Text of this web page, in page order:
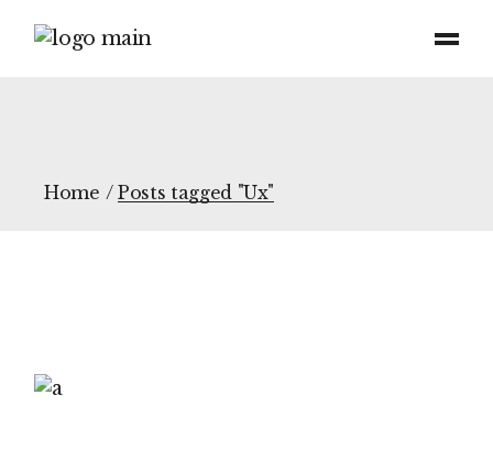
Home Posts tagged "Ux"